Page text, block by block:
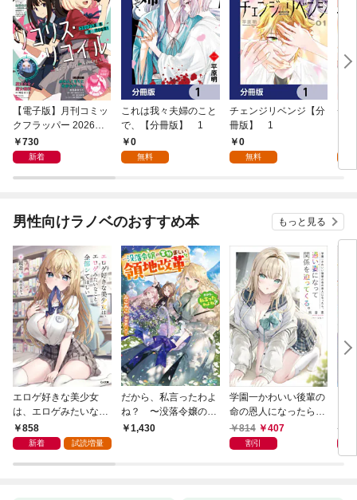
【電子版】月刊コミッ
クフラッパー 2026年9
月号730
新着
これは我々夫婦のこと
で、【分冊版】 1
0
無料
チェンジリベンジ【分
冊版】 1
0
無料
チ
男性向けラノベのおすすめ本 もっと見る
エロゲ好きな美少女
は、エロゲみたいなこ
と全部シてほしい【電
子ＳＳ特典付き】
858
新着 試読増量
だから、私言ったわよ
ね？ 〜没落令嬢の案
外楽しい領地改革〜
1,430
学園一かわいい後輩の
命の恩人になったら、
通い妻になって関係を
迫ってくる。
814 407
割引